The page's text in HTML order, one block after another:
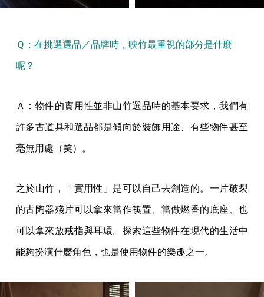
Ｑ：在挑選選品／品牌時，映竹最重視的部分是什麼
呢？
Ａ：物件的實用性並非山竹選品時的基本要求，我們有
許多古道具和選品都是傾向於裝飾用途、有些物件甚至
毫無用處（笑）。
之於山竹，「實用性」是可以自己去創造的。一片破裂
的古陶器殘片可以拿來當作筷置、當做燃香的底座、也
可以拿來放戒指與耳環。探索這些物件在現代的生活中
能夠扮演什麼角色，也是使用物件的樂趣之一。